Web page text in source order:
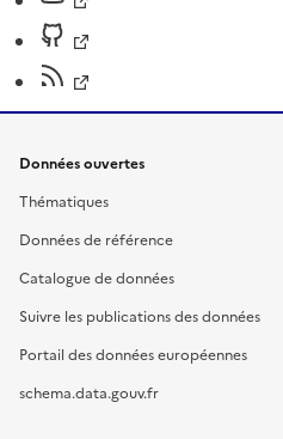
Données ouvertes
Thématiques
Données de référence
Catalogue de données
Suivre les publications des données
Portail des données européennes
schema.data.gouv.fr